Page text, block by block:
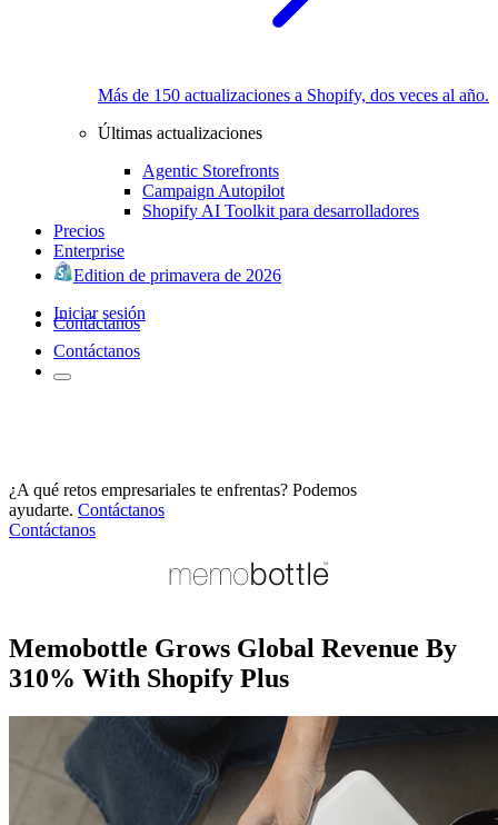
Más de 150 actualizaciones a Shopify, dos veces al año.
Últimas actualizaciones
Agentic Storefronts
Campaign Autopilot
Shopify AI Toolkit para desarrolladores
Precios
Enterprise
Edition de primavera de 2026
Iniciar sesión
Contáctanos
Contáctanos
¿A qué retos empresariales te enfrentas? Podemos
ayudarte. Contáctanos
Contáctanos
Memobottle Grows Global Revenue By
310% With Shopify Plus